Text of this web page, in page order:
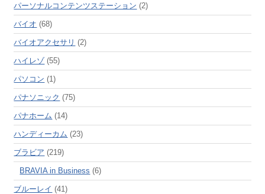
パーソナルコンテンツステーション (2)
バイオ (68)
バイオアクセサリ (2)
ハイレゾ(55)
パソコン (1)
パナソニック (75)
パナホーム (14)
ハンディーカム (23)
ブラビア (219)
BRAVIA in Business (6)
ブルーレイ (41)